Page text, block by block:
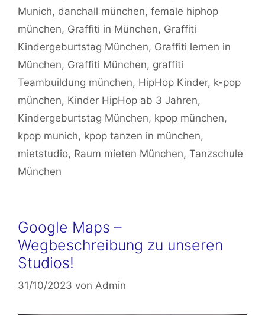
Munich, danchall münchen, female hiphop
münchen, Graffiti in München, Graffiti
Kindergeburtstag München, Graffiti lernen in
München, Graffiti München, graffiti
Teambuildung münchen, HipHop Kinder, k-pop
münchen, Kinder HipHop ab 3 Jahren,
Kindergeburtstag München, kpop münchen,
kpop munich, kpop tanzen in münchen,
mietstudio, Raum mieten München, Tanzschule
München
Google Maps –
Wegbeschreibung zu unseren
Studios!
31/10/2023 von Admin